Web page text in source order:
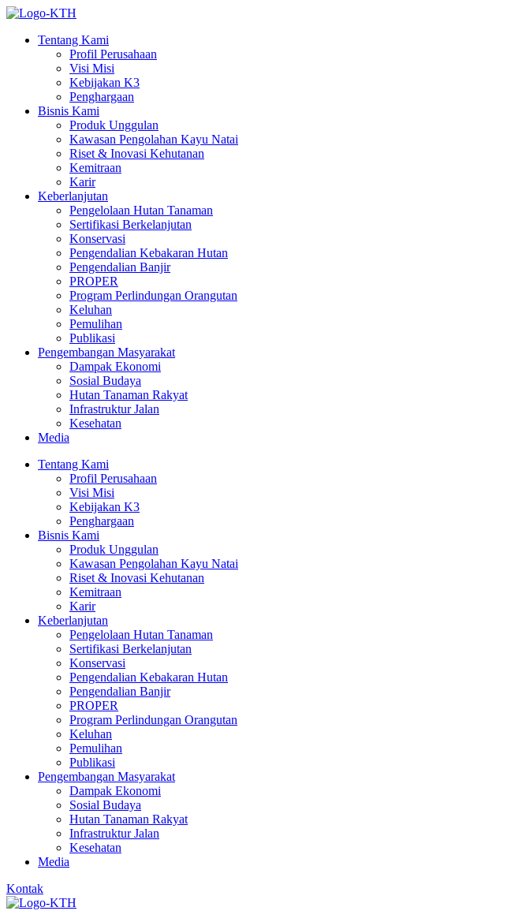
Tentang Kami
Profil Perusahaan
Visi Misi
Kebijakan K3
Penghargaan
Bisnis Kami
Produk Unggulan
Kawasan Pengolahan Kayu Natai
Riset & Inovasi Kehutanan
Kemitraan
Karir
Keberlanjutan
Pengelolaan Hutan Tanaman
Sertifikasi Berkelanjutan
Konservasi
Pengendalian Kebakaran Hutan
Pengendalian Banjir
PROPER
Program Perlindungan Orangutan
Keluhan
Pemulihan
Publikasi
Pengembangan Masyarakat
Dampak Ekonomi
Sosial Budaya
Hutan Tanaman Rakyat
Infrastruktur Jalan
Kesehatan
Media
Tentang Kami
Profil Perusahaan
Visi Misi
Kebijakan K3
Penghargaan
Bisnis Kami
Produk Unggulan
Kawasan Pengolahan Kayu Natai
Riset & Inovasi Kehutanan
Kemitraan
Karir
Keberlanjutan
Pengelolaan Hutan Tanaman
Sertifikasi Berkelanjutan
Konservasi
Pengendalian Kebakaran Hutan
Pengendalian Banjir
PROPER
Program Perlindungan Orangutan
Keluhan
Pemulihan
Publikasi
Pengembangan Masyarakat
Dampak Ekonomi
Sosial Budaya
Hutan Tanaman Rakyat
Infrastruktur Jalan
Kesehatan
Media
Kontak